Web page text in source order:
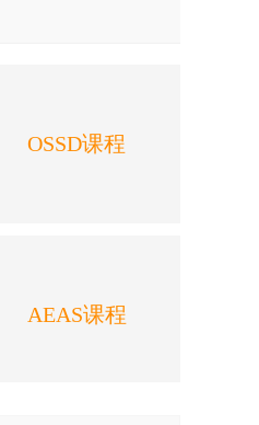
OSSD课程
AEAS课程